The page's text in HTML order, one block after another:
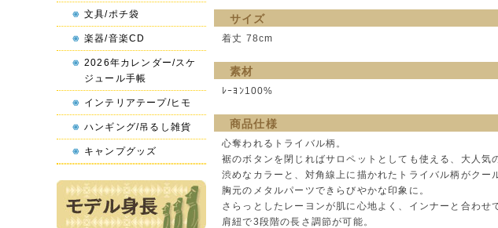
サイズ
着丈 78cm
素材
ﾚｰﾖﾝ100%
商品仕様
心奪われるトライバル柄。
裾のボタンを閉じればサロペットとしても使える、大人気
渋めなカラーと、対角線上に描かれたトライバル柄がクー
胸元のメタルパーツできらびやかな印象に。
さらっとしたレーヨンが肌に心地よく、インナーと合わせ
肩紐で3段階の長さ調節が可能。
文具/ポチ袋
楽器/音楽CD
2026年カレンダー/スケ
ジュール手帳
インテリアテープ/ヒモ
ハンギング/吊るし雑貨
キャンプグッズ